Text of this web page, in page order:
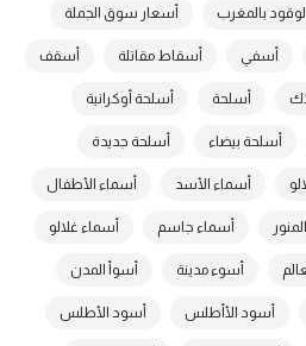
بالمغرب أسعار سوق الجملة
أسفي أسقاط مقاتلة أسقف
أسلحة أسلحة أوكرانية
أسلحة بيضاء أسلحة جديدة
أسماء الأسد أسماء الأطفال
أسماء جاسم أسماء غلالو
أسوء مدينة أسوأ المدن
أسود الأأطلس أسود الأطلس